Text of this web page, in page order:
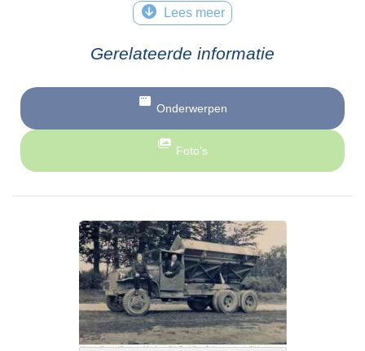
Lees meer
Gerelateerde informatie
Onderwerpen
Foto’s